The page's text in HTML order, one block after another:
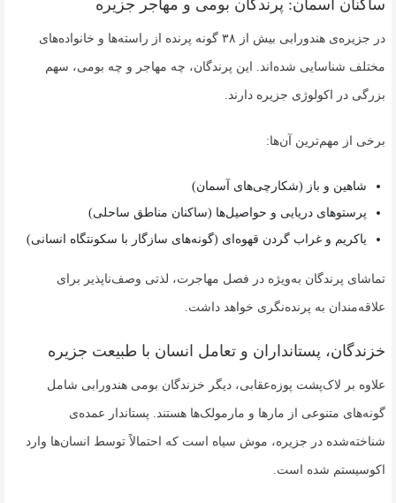
ساکنان آسمان: پرندگان بومی و مهاجر جزیره
در جزیره‌ی هندورابی بیش از ۳۸ گونه پرنده از راسته‌ها و خانواده‌های
مختلف شناسایی شده‌اند. این پرندگان، چه مهاجر و چه بومی، سهم
بزرگی در اکولوژی جزیره دارند.
برخی از مهم‌ترین آن‌ها:
شاهین و باز (شکارچی‌های آسمان)
پرستوهای دریایی و حواصیل‌ها (ساکنان مناطق ساحلی)
یاکریم و غراب گردن قهوه‌ای (گونه‌های سازگار با سکونتگاه انسانی)
تماشای پرندگان به‌ویژه در فصل مهاجرت، لذتی وصف‌ناپذیر برای
علاقه‌مندان به پرنده‌نگری خواهد داشت.
خزندگان، پستانداران و تعامل انسان با طبیعت جزیره
علاوه بر لاک‌پشت پوزه‌عقابی، دیگر خزندگان بومی هندورابی شامل
گونه‌های متنوعی از مارها و مارمولک‌ها هستند. پستاندار عمده‌ی
شناخته‌شده در جزیره، موش سیاه است که احتمالاً توسط انسان‌ها وارد
اکوسیستم شده است.